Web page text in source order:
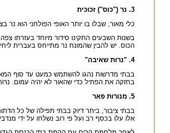
3. נר ("כוס") זכוכית
כלי מאור, שבלו בו יותר האופי הפולחני הוא נר
בשנות השבעים התקינו סידור מיוחד בעזרתו
הכוס. יש להבין שהמונח נר מתייחס בעברית
4. "נרות שאיבה"
בבתי מדרשות נהגו להשתמש כמעט עד סוף המאה
בחזקה את הפתיל כדי שהאור לא יהיה עמום.
5. מנורות פאר
בבתי ציבור, ביתר דיוק בבתי תפילה של כל
אלו עלו בכסף רב ועל פי רוב נשלחו על ידי